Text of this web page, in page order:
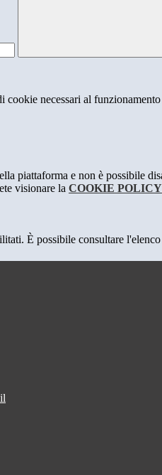
necessari al
piattaforma e non è possibile
visionare la COOKIE POLICY
È possibile consultare